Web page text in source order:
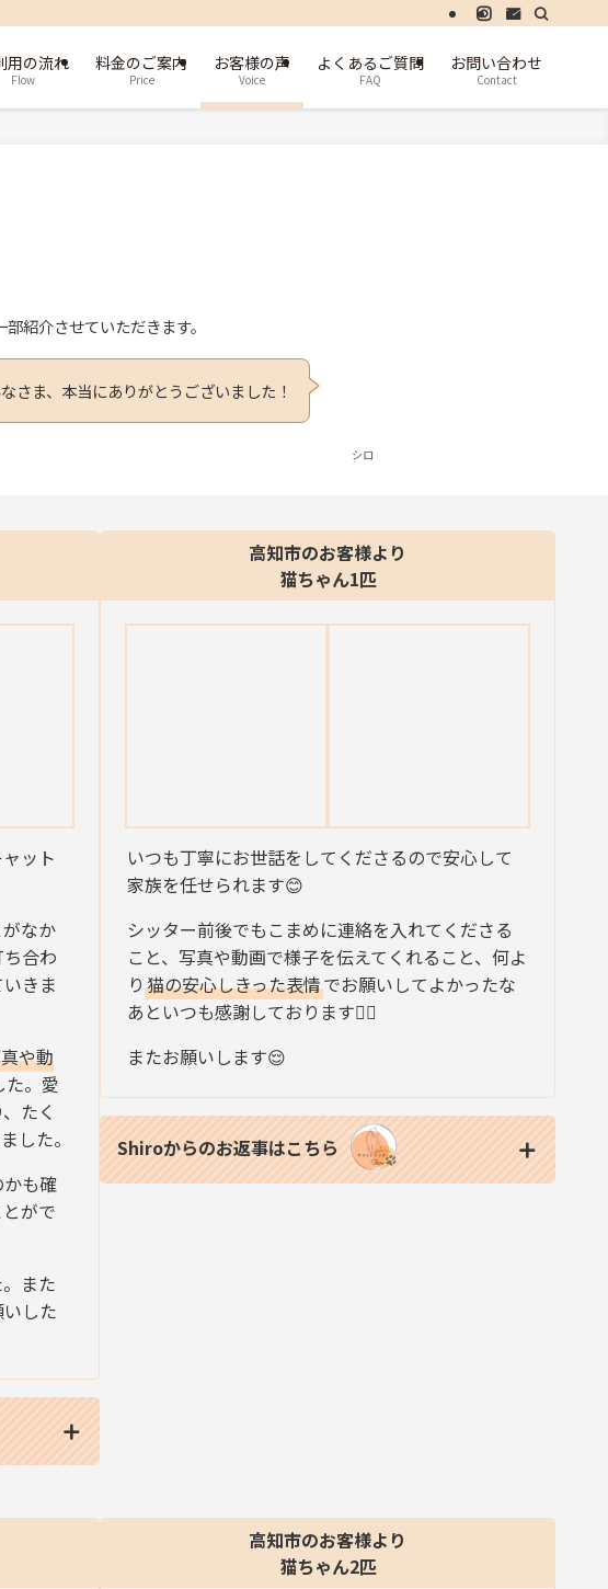
用の流れ
Flow
料金のご案内
Price
お客様の声
Voice
よくあるご質問
FAQ
お問い合わせ
Contact
紹介させていただきます。
シロ
さま、本当にありがとうございました！
ット
なか
合わ
きま
や動
た。愛
たく
した。
も確
がで
また
した
高知市のお客様より
猫ちゃん1匹
いつも丁寧にお世話をしてくださるので安心して
家族を任せられます😊
シッター前後でもこまめに連絡を入れてくださる
こと、写真や動画で様子を伝えてくれること、何よ
り 猫の安心しきった表情でお願いしてよかったな
あといつも感謝しております🙇‍♀️
またお願いします😌
Shiroからのお返事はこちら
高知市のお客様より
猫ちゃん2匹